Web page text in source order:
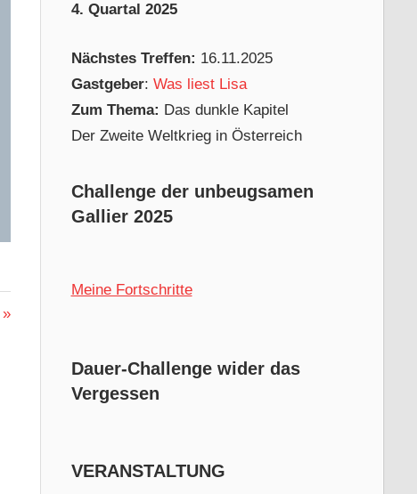
4. Quartal 2025
Nächstes Treffen: 16.11.2025
Gastgeber: Was liest Lisa
Zum Thema: Das dunkle Kapitel
Der Zweite Weltkrieg in Österreich
Challenge der unbeugsamen
Gallier 2025
Meine Fortschritte
Dauer-Challenge wider das
Vergessen
VERANSTALTUNG